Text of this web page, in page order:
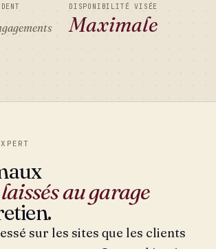
DISPONIBILITÉ VISÉE
Maximale
laissés au garage
sur les sites que les clients